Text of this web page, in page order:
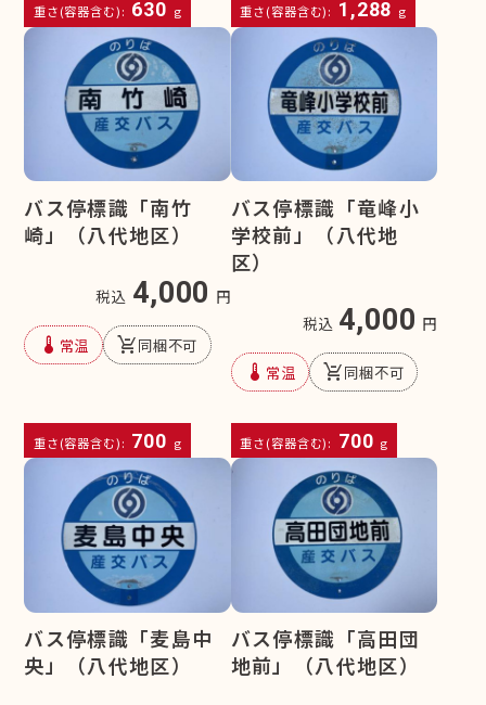
重さ(容器含む): 630 g 重さ(容器含む): 1,288 g
バス停標識「南竹
崎」（八代地区）
税込 4,000 円
device_thermostat 常温 remove_shopping_cart同梱不可
重さ(容器含む): 700 g
バス停標識「竜峰小
学校前」（八代地
区）
税込 4,000 円
device_thermostat 常温 remove_shopping_cart同梱不可
重さ(容器含む): 700 g
バス停標識「麦島中
央」（八代地区）
バス停標識「高田団
地前」（八代地区）